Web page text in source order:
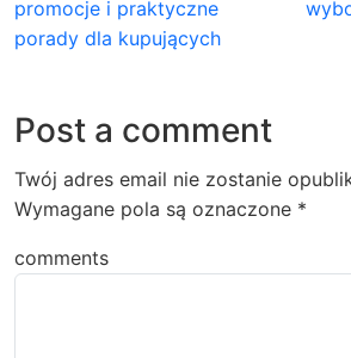
promocje i praktyczne
porady dla kupujących
Post a comment
Twój adres email nie zostanie
Wymagane pola są oznaczone *
comments